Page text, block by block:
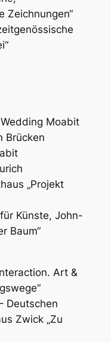
Zeichnungen“
Moabit
Brücken
„Projekt
Künste, John-
Baum“
Art &
Deutschen
Zwick „Zu